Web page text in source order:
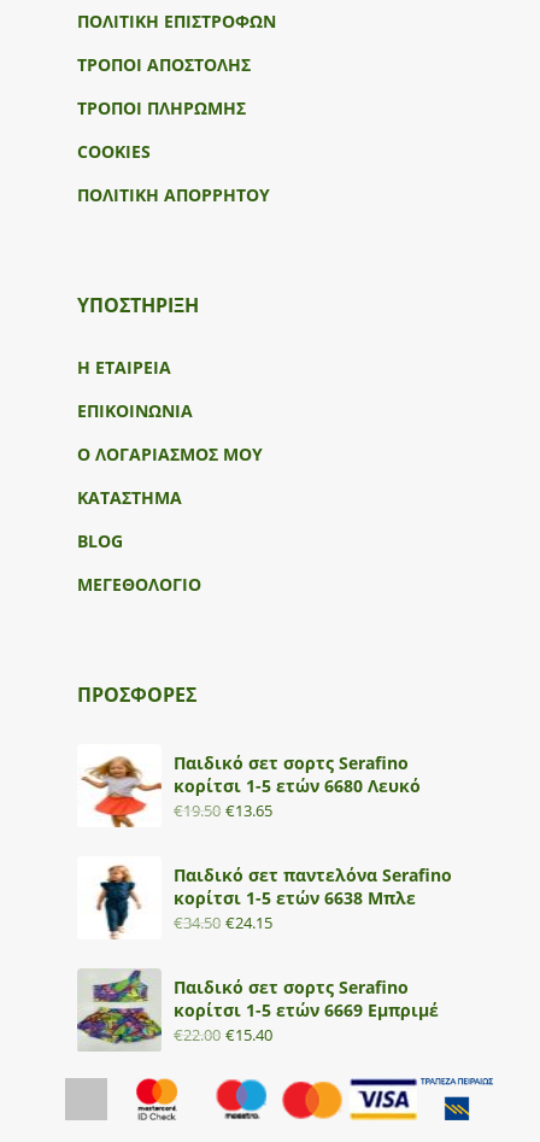
ΠΟΛΙΤΙΚΗ ΕΠΙΣΤΡΟΦΩΝ
ΤΡΟΠΟΙ ΑΠΟΣΤΟΛΗΣ
ΤΡΟΠΟΙ ΠΛΗΡΩΜΗΣ
COOKIES
ΠΟΛΙΤΙΚΗ ΑΠΟΡΡΗΤΟΥ
ΥΠΟΣΤΉΡΙΞΗ
Η ΕΤΑΙΡΕΙΑ
ΕΠΙΚΟΙΝΩΝΙΑ
Ο ΛΟΓΑΡΙΑΣΜΟΣ ΜΟΥ
ΚΑΤΑΣΤΗΜΑ
BLOG
ΜΕΓΕΘΟΛΟΓΙΟ
ΠΡΟΣΦΟΡΕΣ
Παιδικό σετ σορτς Serafino
κορίτσι 1-5 ετών 6680 Λευκό
€19.50 €13.65
Παιδικό σετ παντελόνα Serafino
κορίτσι 1-5 ετών 6638 Μπλε
€34.50 €24.15
Παιδικό σετ σορτς Serafino
κορίτσι 1-5 ετών 6669 Εμπριμέ
€22.00 €15.40